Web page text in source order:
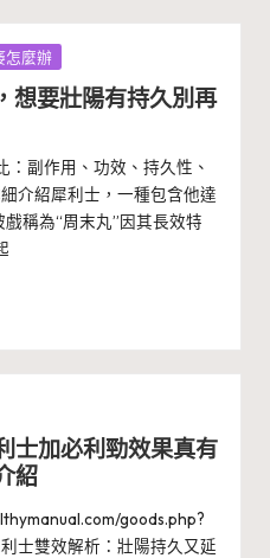
怎麼辦
想要壯陽有持久別再
：副作用、功效、持久性、
介紹犀利士，一種包含他達
稱為“周末丸”因其長效特
士加必利勁效果真有
紹
goods.php?
士雙效解析：壯陽持久又延